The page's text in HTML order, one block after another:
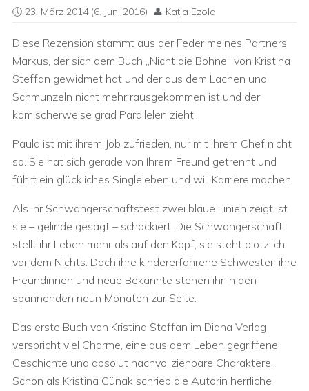
23. März 2014(6. Juni 2016) Katja Ezold
Diese Rezension stammt aus der Feder meines Partners
Markus, der sich dem Buch „Nicht die Bohne“ von Kristina
Steffan gewidmet hat und der aus dem Lachen und
Schmunzeln nicht mehr rausgekommen ist und der
komischerweise grad Parallelen zieht.
Paula ist mit ihrem Job zufrieden, nur mit ihrem Chef nicht
so. Sie hat sich gerade von Ihrem Freund getrennt und
führt ein glückliches Singleleben und will Karriere machen.
Als ihr Schwangerschaftstest zwei blaue Linien zeigt ist
sie – gelinde gesagt – schockiert. Die Schwangerschaft
stellt ihr Leben mehr als auf den Kopf, sie steht plötzlich
vor dem Nichts. Doch ihre kindererfahrene Schwester, ihre
Freundinnen und neue Bekannte stehen ihr in den
spannenden neun Monaten zur Seite.
Das erste Buch von Kristina Steffan im Diana Verlag
verspricht viel Charme, eine aus dem Leben gegriffene
Geschichte und absolut nachvollziehbare Charaktere.
Schon als Kristina Günak schrieb die Autorin herrliche